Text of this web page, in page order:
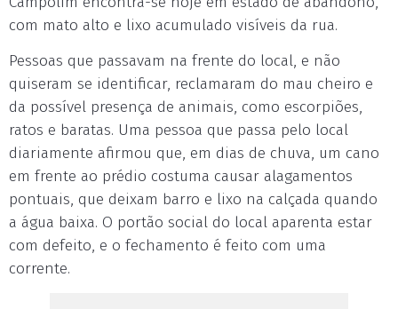
com mato alto e lixo acumulado visíveis da rua.
Pessoas que passavam na frente do local, e não
quiseram se identificar, reclamaram do mau cheiro e
da possível presença de animais, como escorpiões,
ratos e baratas. Uma pessoa que passa pelo local
diariamente afirmou que, em dias de chuva, um cano
em frente ao prédio costuma causar alagamentos
pontuais, que deixam barro e lixo na calçada quando
a água baixa. O portão social do local aparenta estar
com defeito, e o fechamento é feito com uma
corrente.